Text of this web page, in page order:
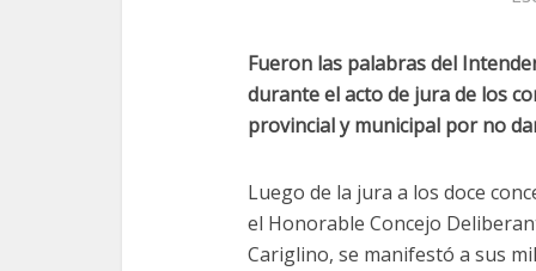
Fueron las palabras del
durante el acto de jura de los
provincial y municipal por no
Luego de la jura a los doce
el Honorable Concejo
Cariglino, se manifestó a sus